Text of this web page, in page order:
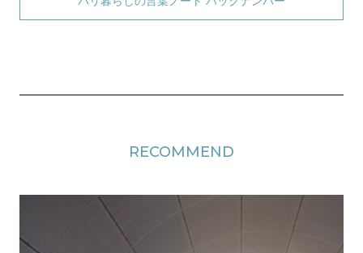
RECOMMEND